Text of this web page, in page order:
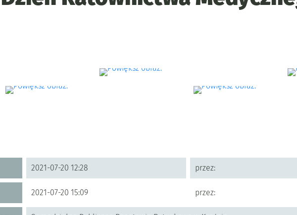
2021-07-20 12:28 przez:
2021-07-20 15:09 przez: